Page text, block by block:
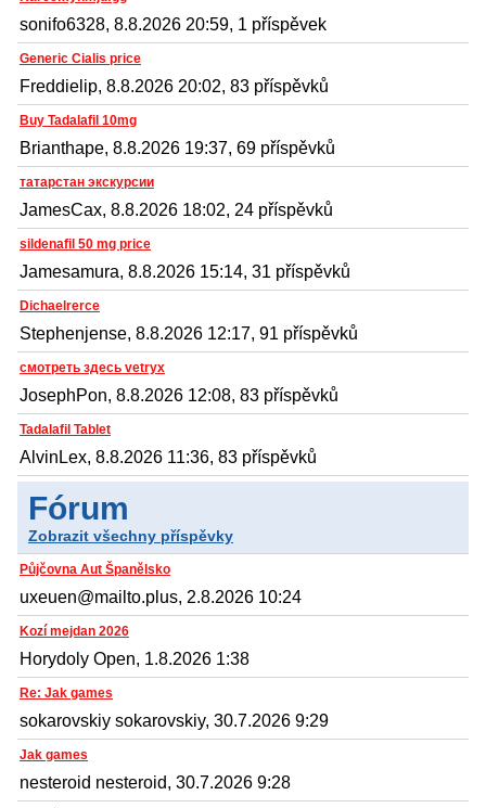
sonifo6328, 8.8.2026 20:59, 1 příspěvek
Generic Cialis price
Freddielip, 8.8.2026 20:02, 83 příspěvků
Buy Tadalafil 10mg
Brianthape, 8.8.2026 19:37, 69 příspěvků
татарстан экскурсии
JamesCax, 8.8.2026 18:02, 24 příspěvků
sildenafil 50 mg price
Jamesamura, 8.8.2026 15:14, 31 příspěvků
Dichaelrerce
Stephenjense, 8.8.2026 12:17, 91 příspěvků
смотреть здесь vetryx
JosephPon, 8.8.2026 12:08, 83 příspěvků
Tadalafil Tablet
AlvinLex, 8.8.2026 11:36, 83 příspěvků
Fórum
Zobrazit všechny příspěvky
Půjčovna Aut Španělsko
uxeuen@mailto.plus, 2.8.2026 10:24
Kozí mejdan 2026
Horydoly Open, 1.8.2026 1:38
Re: Jak games
sokarovskiy sokarovskiy, 30.7.2026 9:29
Jak games
nesteroid nesteroid, 30.7.2026 9:28